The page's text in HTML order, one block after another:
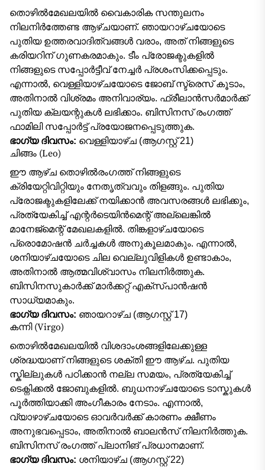
തൊഴിൽമേഖലയിൽ വൈകാരിക സന്തുലനം
നിലനിർത്തേണ്ട ആഴ്ചയാണ്. ഞായറാഴ്ചയോടെ
പുതിയ ഉത്തരവാദിത്വങ്ങൾ വരാം, അത് നിങ്ങളുടെ
കരിയറിന് ഗുണകരമാകും. ടീം പ്രോജക്ടുകളിൽ
നിങ്ങളുടെ സപ്പോർട്ടീവ് നേച്ചർ പ്രശംസിക്കപ്പെടും.
എന്നാൽ, വെള്ളിയാഴ്ചയോടെ ജോബ് സ്ട്രെസ് കൂടാം,
അതിനാൽ വിശ്രമം അനിവാര്യം. ഫ്രീലാൻസർമാർക്ക്
പുതിയ ക്ലയന്റുകൾ ലഭിക്കാം. ബിസിനസ് രംഗത്ത്
ഫാമിലി സപ്പോർട്ട് പ്രയോജനപ്പെടുത്തുക.
ഭാഗ്യ ദിവസം: വെള്ളിയാഴ്ച (ആഗസ്റ്റ് 21)
ചിങ്ങം (Leo)
ഈ ആഴ്ച തൊഴിൽരംഗത്ത് നിങ്ങളുടെ
ക്രിയേറ്റിവിറ്റിയും നേതൃത്വവും തിളങ്ങും. പുതിയ
പ്രോജക്ടുകളിലേക്ക് നയിക്കാൻ അവസരങ്ങൾ ലഭിക്കും,
പ്രത്യേകിച്ച് എന്റർടെയിൻമെന്റ് അല്ലെങ്കിൽ
മാനേജ്മെന്റ് മേഖലകളിൽ. തിങ്കളാഴ്ചയോടെ
പ്രൊമോഷൻ ചർച്ചകൾ അനുകൂലമാകും. എന്നാൽ,
ശനിയാഴ്ചയോടെ ചില വെല്ലുവിളികൾ ഉണ്ടാകാം,
അതിനാൽ ആത്മവിശ്വാസം നിലനിർത്തുക.
ബിസിനസുകാർക്ക് മാർക്കറ്റ് എക്സ്പാൻഷൻ
സാധ്യമാകും.
ഭാഗ്യ ദിവസം: ഞായറാഴ്ച (ആഗസ്റ്റ് 17)
കന്നി (Virgo)
തൊഴിൽമേഖലയിൽ വിശദാംശങ്ങളിലേക്കുള്ള
ശ്രദ്ധയാണ് നിങ്ങളുടെ ശക്തി ഈ ആഴ്ച. പുതിയ
സ്കില്ലുകൾ പഠിക്കാൻ നല്ല സമയം, പ്രത്യേകിച്ച്
ടെക്നിക്കൽ ജോബുകളിൽ. ബുധനാഴ്ചയോടെ ടാസ്കുകൾ
പൂർത്തിയാക്കി അംഗീകാരം നേടാം. എന്നാൽ,
വ്യാഴാഴ്ചയോടെ ഓവർവർക്ക് കാരണം ക്ഷീണം
അനുഭവപ്പെടാം, അതിനാൽ ബാലൻസ് നിലനിർത്തുക.
ബിസിനസ് രംഗത്ത് പ്ലാനിങ് പ്രധാനമാണ്.
ഭാഗ്യ ദിവസം: ശനിയാഴ്ച (ആഗസ്റ്റ് 22)